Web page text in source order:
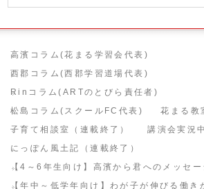
高濱コラム(花まる学習会代表)
西郡コラム(西郡学習道場代表)
Rinコラム(ARTのとびら責任者)
松島コラム(スクールFC代表)
花まる教
子育て相談室（連載終了）
講演会実況
にっぽん風土記（連載終了）
【4～6年生向け】高濱から君へのメッセー
【年中～低学年向け】わが子が伸びる働き